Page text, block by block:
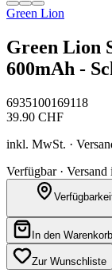
Green Lion
Green Lion
600mAh -
6935100169118
39.90 CHF
inkl. MwSt. ·
Verfügbar ·
In den Warenkorb
Zur Wunschliste